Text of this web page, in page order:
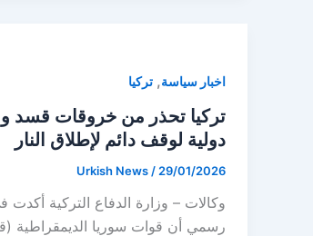
اخبار سياسة, تركيا
تركيا تحذر من خروقات قسد
دولية لوقف دائم لإطلاق النار
Urkish News / 29/01/2026
وكالات – وزارة الدفاع التركية أكدت
رسمي أن قوات سوريا الديمقراطية